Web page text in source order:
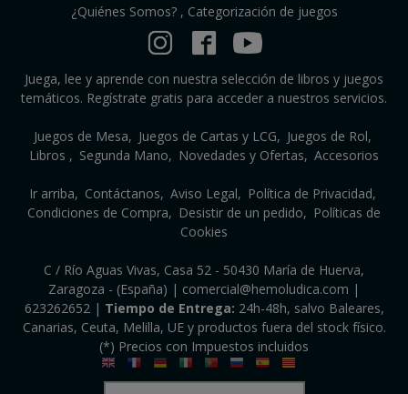
¿Quiénes Somos?, Categorización de juegos
Juega, lee y aprende con nuestra selección de libros y juegos
temáticos. Regístrate gratis para acceder a nuestros servicios.
Juegos de Mesa Juegos de Cartas y LCG
Juegos de Rol
Libros
Segunda Mano Novedades y Ofertas Accesorios
Ir arriba Contáctanos Aviso Legal
Política de Privacidad
Condiciones de Compra
Desistir de un pedido
Políticas de
Cookies
C / Río Aguas Vivas, Casa 52 - 50430 María de Huerva,
Zaragoza - (España) | comercial@hemoludica.com |
623262652| Tiempo de Entrega: 24h-48h, salvo Baleares,
Canarias, Ceuta, Melilla, UE y productos fuera del stock físico.
(*) Precios con Impuestos incluidos